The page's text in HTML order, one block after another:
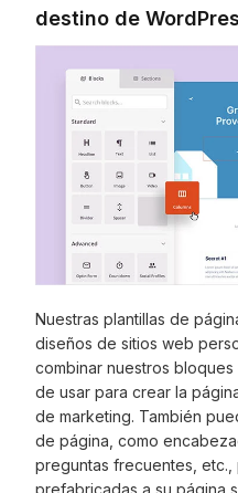
destino de
Nuestras plantillas de
diseños de sitios web
combinar nuestros
de usar para crear la
de marketing. También
de página, como
preguntas frecuentes,
prefabricadas a su página